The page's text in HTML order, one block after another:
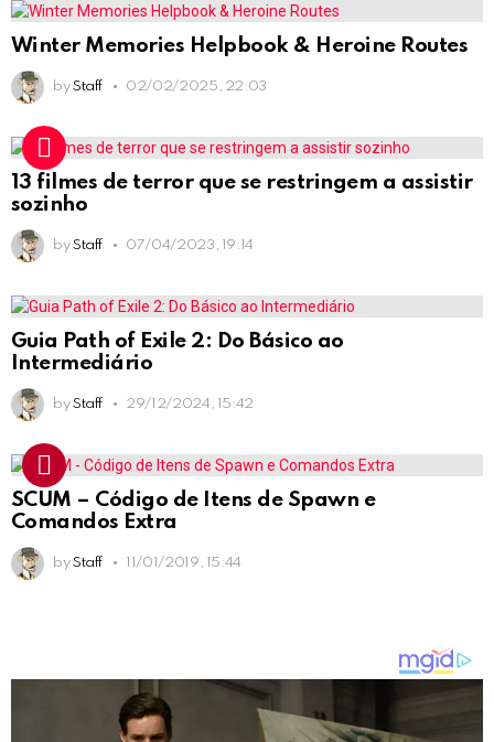
Winter Memories Helpbook & Heroine Routes
by Staff 02/02/2025, 22:03
13 filmes de terror que se restringem a assistir
sozinho
by Staff 07/04/2023, 19:14
Guia Path of Exile 2: Do Básico ao
Intermediário
by Staff 29/12/2024, 15:42
SCUM – Código de Itens de Spawn e
Comandos Extra
by Staff 11/01/2019, 15:44